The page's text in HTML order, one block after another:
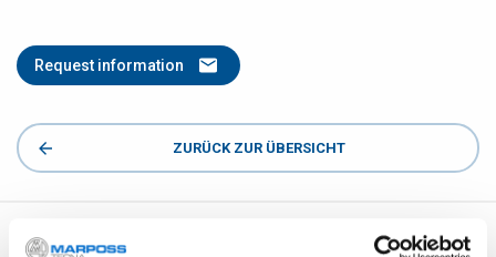
Request information
ZURÜCK ZUR ÜBERSICHT